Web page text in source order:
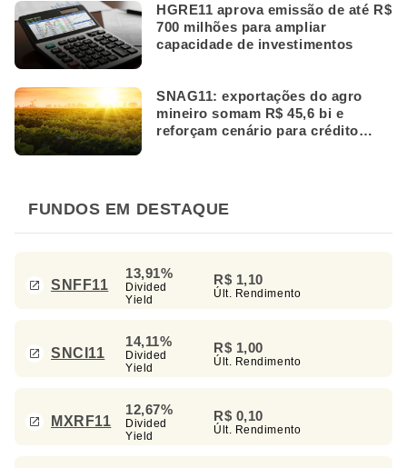
HGRE11 aprova emissão de até R$
700 milhões para ampliar
capacidade de investimentos
SNAG11: exportações do agro
mineiro somam R$ 45,6 bi e
reforçam cenário para crédito
FUNDOS EM DESTAQUE
SNFF11
13,91%
Divided
Yield
R$ 1,10
Últ. Rendimento
SNCI11
14,11%
Divided
Yield
R$ 1,00
Últ. Rendimento
MXRF11
12,67%
Divided
Yield
R$ 0,10
Últ. Rendimento